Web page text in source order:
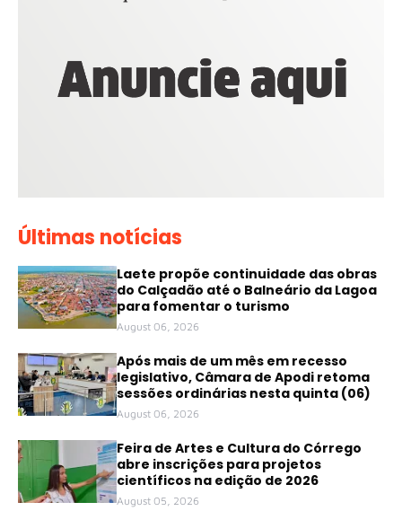
Últimas notícias
Laete propõe continuidade das obras
do Calçadão até o Balneário da Lagoa
para fomentar o turismo
August 06, 2026
Após mais de um mês em recesso
legislativo, Câmara de Apodi retoma
sessões ordinárias nesta quinta (06)
August 06, 2026
Feira de Artes e Cultura do Córrego
abre inscrições para projetos
científicos na edição de 2026
August 05, 2026